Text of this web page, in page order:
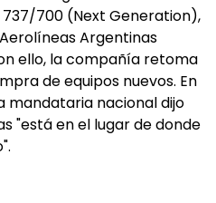
700 (Next Generation),
Argentinas
ello, la compañía retoma
de equipos nuevos. En
mandataria nacional dijo
"está en el lugar de donde